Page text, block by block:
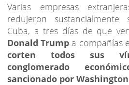
Varias empresas
redujeron sustancialmente
Cuba, a tres días de que
Donald Trump a compañías
corten todos sus
conglomerado
sancionado por